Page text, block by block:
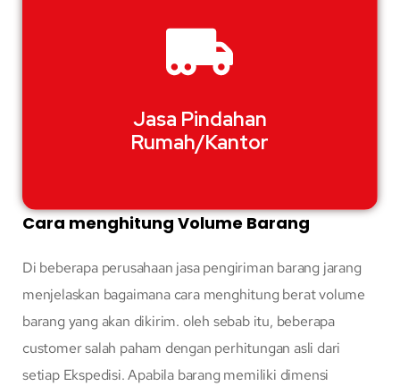
Jasa Pindahan
Rumah/Kantor
Cara menghitung Volume Barang
Di beberapa perusahaan jasa pengiriman barang jarang
menjelaskan bagaimana cara menghitung berat volume
barang yang akan dikirim. oleh sebab itu, beberapa
customer salah paham dengan perhitungan asli dari
setiap Ekspedisi. Apabila barang memiliki dimensi